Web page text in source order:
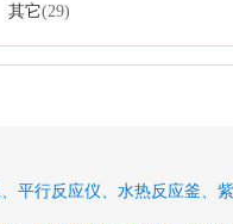
其它(29)
平行反应仪、 水热反应釜、